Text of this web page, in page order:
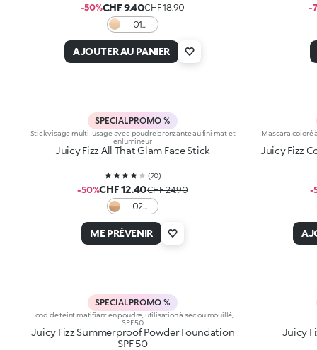
-50%CHF 9.40CHF 18.90
01
Gold
AJOUTER AU PANIER
-
SPECIAL PROMO %
Stick visage multi-usage avec poudre bronzante au fini mat et
enlumineur
Juicy Fizz All That Glam Face Stick
(70)
-50%CHF 12.40CHF 24.90
02
Aperò
ME PRÉVENIR
Mascara coloré
Juicy Fizz
-
SPECIAL PROMO %
Fond de teint matifiant en poudre, utilisation à sec ou mouillé,
SPF 50
Juicy Fizz Summerproof Powder Foundation
SPF 50
Juicy